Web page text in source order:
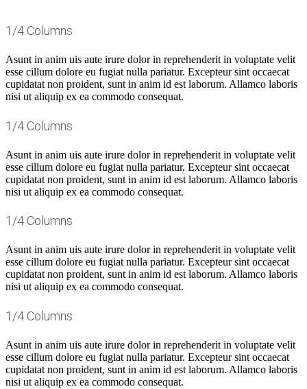
1/4 Columns
Asunt in anim uis aute irure dolor in reprehenderit in voluptate velit
esse cillum dolore eu fugiat nulla pariatur. Excepteur sint occaecat
cupidatat non proident, sunt in anim id est laborum. Allamco laboris
nisi ut aliquip ex ea commodo consequat.
1/4 Columns
Asunt in anim uis aute irure dolor in reprehenderit in voluptate velit
esse cillum dolore eu fugiat nulla pariatur. Excepteur sint occaecat
cupidatat non proident, sunt in anim id est laborum. Allamco laboris
nisi ut aliquip ex ea commodo consequat.
1/4 Columns
Asunt in anim uis aute irure dolor in reprehenderit in voluptate velit
esse cillum dolore eu fugiat nulla pariatur. Excepteur sint occaecat
cupidatat non proident, sunt in anim id est laborum. Allamco laboris
nisi ut aliquip ex ea commodo consequat.
1/4 Columns
Asunt in anim uis aute irure dolor in reprehenderit in voluptate velit
esse cillum dolore eu fugiat nulla pariatur. Excepteur sint occaecat
cupidatat non proident, sunt in anim id est laborum. Allamco laboris
nisi ut aliquip ex ea commodo consequat.